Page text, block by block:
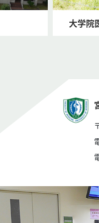
大学院